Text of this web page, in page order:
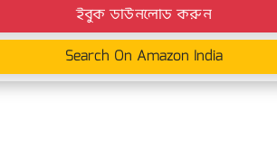
ইবুক ডাউনলোড করুন
Search On Amazon India